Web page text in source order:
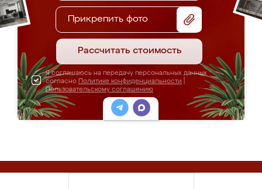
Прикрепить фото
Рассчитать стоимость
Я соглашаюсь на передачу персональных данных
согласно Политике конфиденциальности
Пользовательскому соглашению